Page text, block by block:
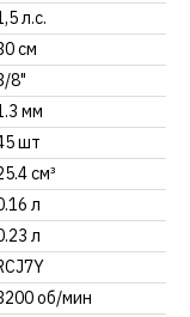
л.с.
см
8"
мм
шт
см³
л
л
об/мин